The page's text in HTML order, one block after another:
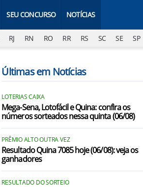
SEU CONCURSO NOTÍCIAS
RJ RN RO RR RS SC SE SP
Últimas em Notícias
LOTERIAS CAIXA
Mega-Sena, Lotofácil e Quina: confira os
números sorteados nessa quinta (06/08)
PRÊMIO ALTO OUTRA VEZ
Resultado Quina 7085 hoje (06/08): veja os
ganhadores
RESULTADO DO SORTEIO